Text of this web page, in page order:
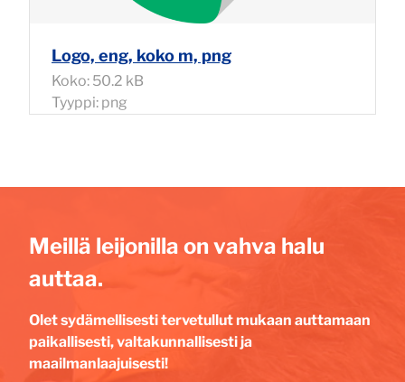
Logo, eng, koko m, png
Koko: 50.2 kB
Tyyppi: png
Meillä leijonilla on vahva halu
auttaa.
Olet sydämellisesti tervetullut mukaan auttamaan
paikallisesti, valtakunnallisesti ja
maailmanlaajuisesti!